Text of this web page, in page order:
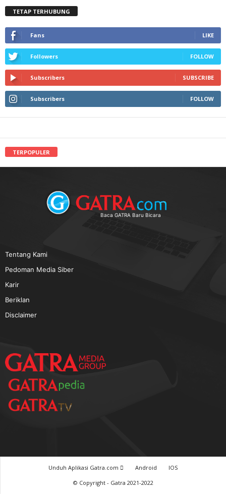
TETAP TERHUBUNG
Fans LIKE
Followers FOLLOW
Subscribers SUBSCRIBE
Subscribers FOLLOW
TERPOPULER
Baca GATRA Baru Bicara